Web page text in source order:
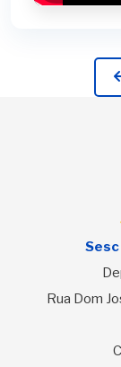
Rua Dom